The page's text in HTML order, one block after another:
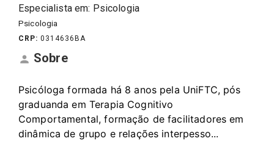
Especialista em: Psicologia
Psicologia
CRP: 0314636 BA
Sobre
Psicóloga formada há 8 anos pela UniFTC, pós
graduanda em Terapia Cognitivo
Comportamental, formação de facilitadores em
dinâmica de grupo e relações interpesso...